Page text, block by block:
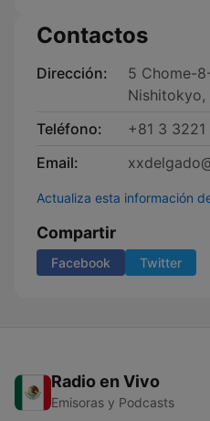
Contactos
Dirección:
5 Chome-
Nishitokyo,
Teléfono:
+81 3
Email:
Actualiza esta información
Compartir
Facebook Twitter
Radio en Vivo
Emisoras y Podcasts